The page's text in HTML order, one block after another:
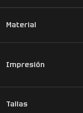
Material
Impresión
Tallas